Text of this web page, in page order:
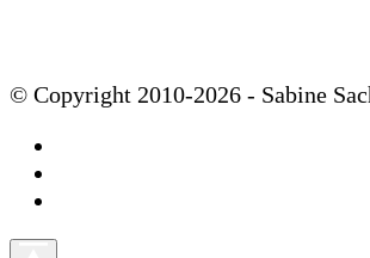
© Copyright 2010-2026 - Sabine